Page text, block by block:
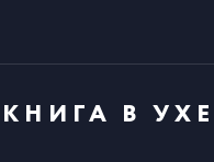
КНИГА В УХЕ